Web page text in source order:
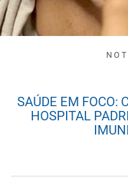
SAÚDE EM FOCO:
HOSPITAL